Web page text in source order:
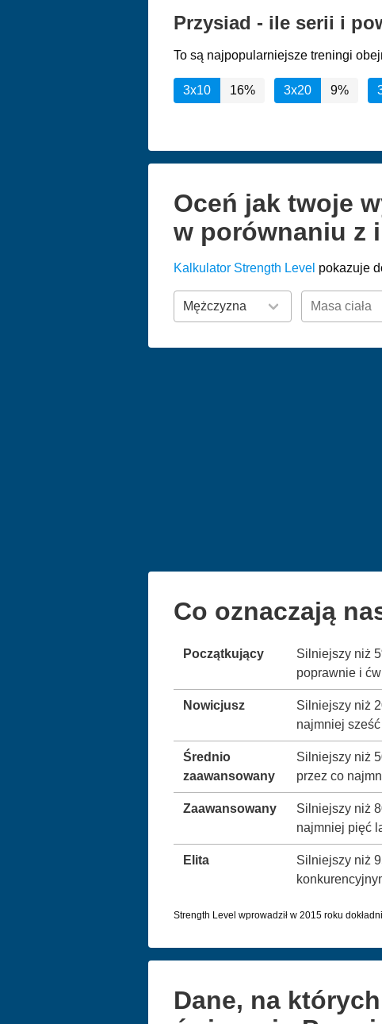
Przysiad - ile serii i
To są najpopularniejsze treningi
3x10 16% 3x20 9%
Oceń jak twoje
w porównaniu z
Kalkulator Strength Level pokazuje
Co oznaczają
Początkujący
Silniejszy niż
poprawnie i
Nowicjusz
Silniejszy niż
najmniej
Średnio
zaawansowany
Silniejszy niż
przez co
Zaawansowany
Silniejszy niż
najmniej pięć
Elita
Silniejszy niż
Strength Level wprowadził w 2015 roku
Dane, na